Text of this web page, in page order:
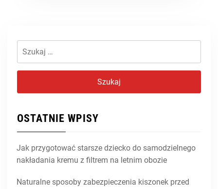
Szukaj:
OSTATNIE WPISY
Jak przygotować starsze dziecko do samodzielnego
nakładania kremu z filtrem na letnim obozie
Naturalne sposoby zabezpieczenia kiszonek przed